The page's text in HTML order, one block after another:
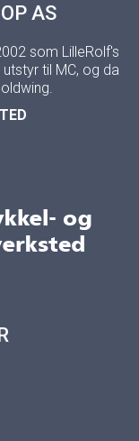
AS
som LilleRolf's
til MC, og da